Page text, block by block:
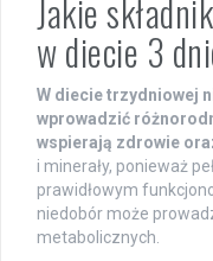
Jakie
w diecie 3
W diecie trzydniowej
wprowadzić
wspierają zdrowie
i minerały, ponieważ
prawidłowym
niedobór może
metabolicznych.